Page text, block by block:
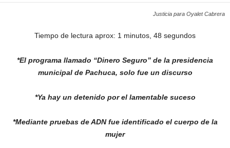
Justicia para Oyalet Cabrera
Tiempo de lectura aprox: 1 minutos, 48 segundos
*El programa llamado “Dinero Seguro” de la presidencia
municipal de Pachuca, solo fue un discurso
*Ya hay un detenido por el lamentable suceso
*Mediante pruebas de ADN fue identificado el cuerpo de la
mujer